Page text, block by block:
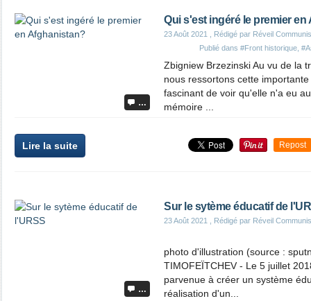
…
Qui s'est ingéré le premier
23 Août 2021
, Rédigé par Réveil
Publié dans #Front historique
Zbigniew Brzezinski Au vu de la
nous ressortons cette
fascinant de voir qu'elle n'a eu
mémoire ...
Lire la suite Repost
…
Sur le sytème éducatif de
23 Août 2021 , Rédigé par Réveil
photo d'illustration (source :
TIMOFEÏTCHEV - Le 5 juillet
parvenue à créer un système
réalisation d'un...